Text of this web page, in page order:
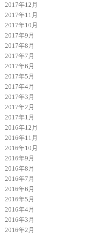
2017年12月
2017年11月
2017年10月
2017年9月
2017年8月
2017年7月
2017年6月
2017年5月
2017年4月
2017年3月
2017年2月
2017年1月
2016年12月
2016年11月
2016年10月
2016年9月
2016年8月
2016年7月
2016年6月
2016年5月
2016年4月
2016年3月
2016年2月